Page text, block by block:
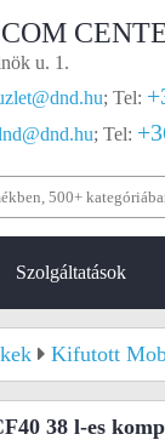
u. 1.
; Tel:
; Tel:
Szolgáltatások
Kifutott
38 l-es